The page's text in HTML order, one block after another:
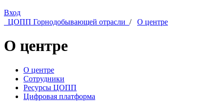
Вход
ЦОПП Горнодобывающей отрасли / О центре
О центре
О центре
Сотрудники
Ресурсы ЦОПП
Цифровая платформа